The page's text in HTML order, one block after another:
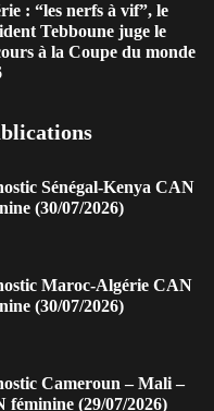
: “les nerfs à vif”, le
Tebboune juge le
à la Coupe du monde
Sénégal-Kenya CAN
(30/07/2026)
Maroc-Algérie CAN
(30/07/2026)
Cameroun – Mali –
féminine (29/07/2026)